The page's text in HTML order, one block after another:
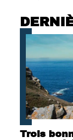
Trois